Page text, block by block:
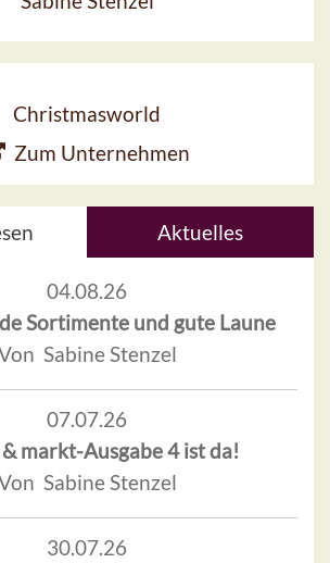
Christmasworld
Zum Unternehmen
Aktuelles
04.08.26
Sortimente und gute Laune
Sabine Stenzel
07.07.26
markt-Ausgabe 4 ist da!
Sabine Stenzel
30.07.26